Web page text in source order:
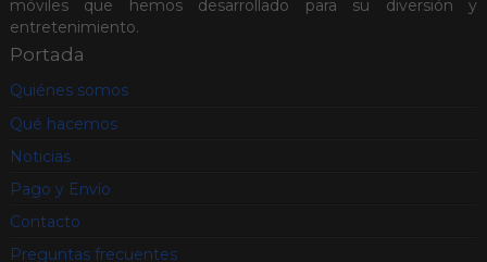
móviles que hemos desarrollado para su diversión y
entretenimiento.
Portada
Quiénes somos
Qué hacemos
Noticias
Pago y Envío
Contacto
Preguntas frecuentes